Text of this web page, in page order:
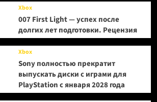
Xbox
007 First Light — успех после
долгих лет подготовки. Рецензия
Xbox
Sony полностью прекратит
выпускать диски с играми для
PlayStation с января 2028 года